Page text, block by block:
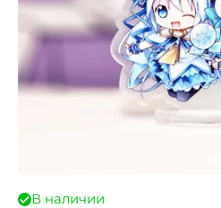
В наличии